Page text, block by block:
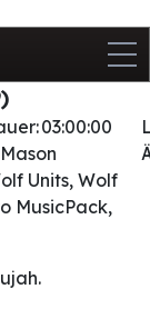
03:00:00
Units, Wolf
MusicPack,